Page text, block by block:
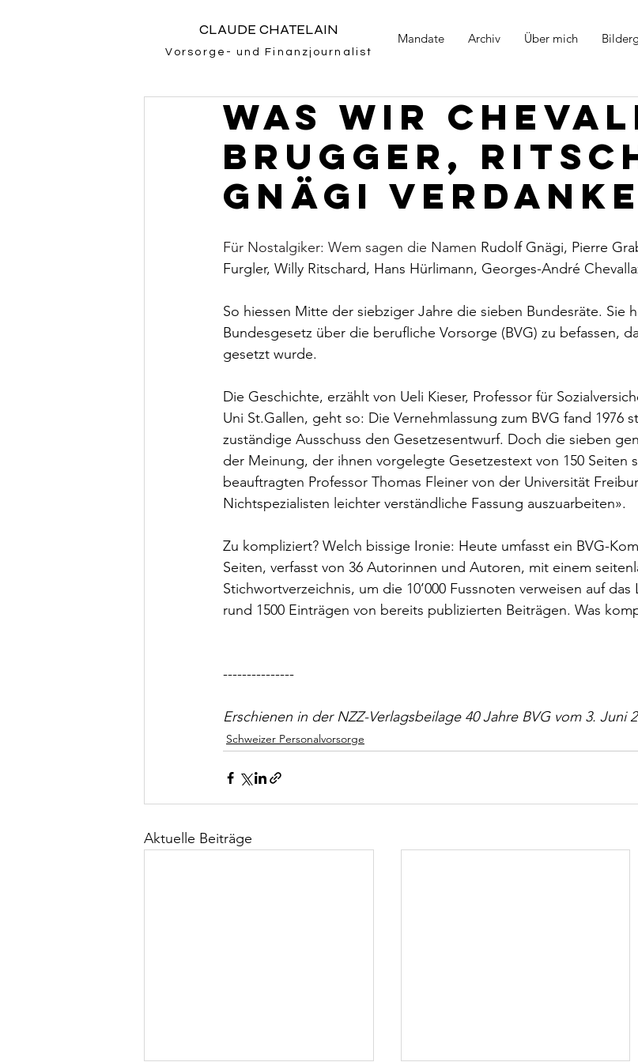
CLAUDE CHATELAIN
Mandate Archiv Über mich
Vorsorge- und Finanzjournalist
Was wir
Brugger,
Gnägi
Für Nostalgiker: Wem sagen die Namen Rudolf Gnägi, Pierre
Furgler, Willy Ritschard, Hans Hürlimann, Georges-André
So hiessen Mitte der siebziger Jahre die sieben Bundesräte. Sie
Bundesgesetz über die berufliche Vorsorge (BVG) zu befassen,
gesetzt wurde.
Die Geschichte, erzählt von Ueli Kieser, Professor für
Uni St.Gallen, geht so: Die Vernehmlassung zum BVG fand 1976
zuständige Ausschuss den Gesetzesentwurf. Doch die sieben
der Meinung, der ihnen vorgelegte Gesetzestext von 150 Seiten
beauftragten Professor Thomas Fleiner von der Universität
Nichtspezialisten leichter verständliche Fassung auszuarbeiten».
Zu kompliziert? Welch bissige Ironie: Heute umfasst ein BVG-
Seiten, verfasst von 36 Autorinnen und Autoren, mit einem
Stichwortverzeichnis, um die 10’000 Fussnoten verweisen auf das
rund 1500 Einträgen von bereits publizierten Beiträgen. Was
---------------
Erschienen in der NZZ-Verlagsbeilage 40 Jahre BVG vom 3. Juni
Schweizer Personalvorsorge
Aktuelle Beiträge